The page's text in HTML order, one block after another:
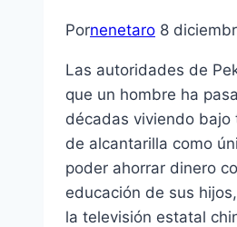
Pornenetaro 8
Las autoridades de
que un hombre ha
décadas viviendo bajo
de alcantarilla como
poder ahorrar dinero
educación de sus
la televisión estatal